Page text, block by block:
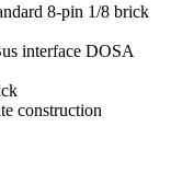
8-pin 1/8 brick
interface DOSA
construction